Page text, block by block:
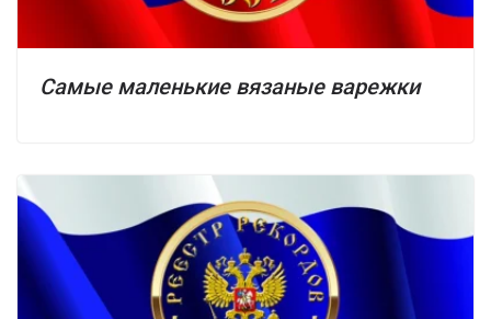
Самые маленькие вязаные варежки